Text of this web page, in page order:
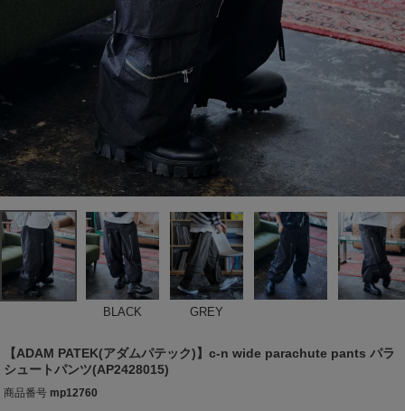
BLACK GREY
【ADAM PATEK(アダムパテック)】c-n wide parachute pants パラ
シュートパンツ(AP2428015)
商品番号 mp12760